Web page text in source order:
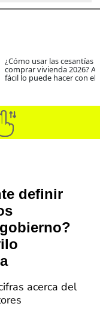
¿Cómo usar las cesantías
comprar vivienda 2026?
fácil lo puede hacer con el
definir
acerca del